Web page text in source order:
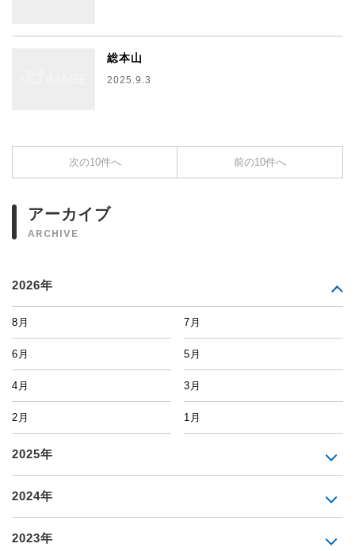
総本山
2025.9.3
次の10件へ 前の10件へ
アーカイブ
ARCHIVE
2026年
8月 7月
6月 5月
4月 3月
2月 1月
2025年
2024年
2023年